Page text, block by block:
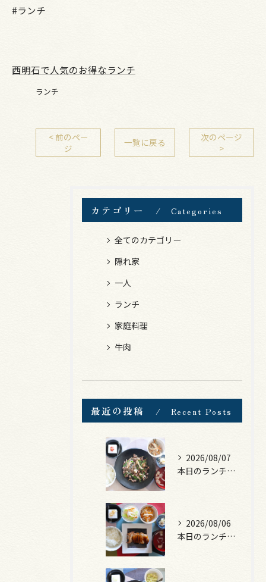
#ランチ
西明石で人気のお得なランチ
ランチ
< 前のペー
ジ
一覧に戻る
次のページ
>
カテゴリー Categories
全てのカテゴリー
隠れ家
一人
ランチ
家庭料理
牛肉
最近の投稿 Recent Posts
2026/08/07
本日のランチは、黒毛和牛のチャプチェ！
2026/08/06
本日のランチは、照焼きチキン！